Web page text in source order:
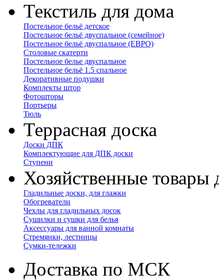
Текстиль для дома
Постельное бельё детское
Постельное бельё двуспальное (семейное)
Постельное бельё двуспальное (ЕВРО)
Столовые скатерти
Постельное белье двуспальное
Постельное бельё 1.5 спальное
Декоративные подушки
Комплекты штор
Фотошторы
Портьеры
Тюль
Террасная доска
Доски ДПК
Комплектующие для ДПК доски
Ступени
Хозяйственные товары
Гладильные доски, для глажки
Обогреватели
Чехлы для гладильных досок
Сушилки и сушки для белья
Аксессуары для ванной комнаты
Стремянки, лестницы
Сумки-тележки
Доставка по МСК